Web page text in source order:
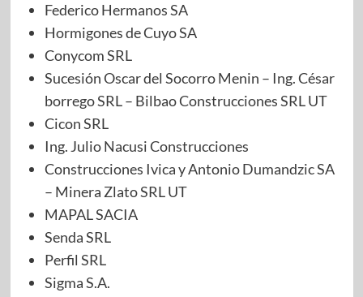
Federico Hermanos SA
Hormigones de Cuyo SA
Conycom SRL
Sucesión Oscar del Socorro Menin – Ing. César
borrego SRL – Bilbao Construcciones SRL UT
Cicon SRL
Ing. Julio Nacusi Construcciones
Construcciones Ivica y Antonio Dumandzic SA
– Minera Zlato SRL UT
MAPAL SACIA
Senda SRL
Perfil SRL
Sigma S.A.